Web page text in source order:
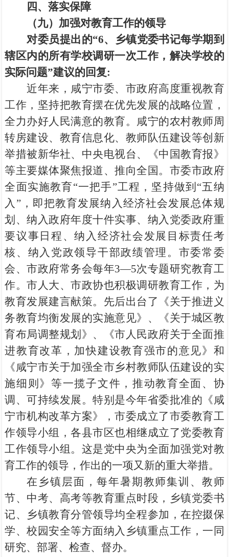
四、落实保障
（九）加强对教育工作的领导
对委员提出的“6、乡镇党委书记每学期到
辖区内的所有学校调研一次工作，解决学校的
实际问题”建议的回复:
近年来，咸宁市委、市政府高度重视教育
工作，坚持把教育摆在优先发展的战略位置，
全力办好人民满意的教育。咸宁的农村教师周
转房建设、教育信息化、教师队伍建设等创新
举措被新华社、中央电视台、《中国教育报》
等主要媒体聚焦报道、推向全国。市委市政府
全面实施教育“一把手”工程，坚持做到“五纳
入”，即把教育发展纳入经济社会发展总体规
划、纳入政府年度十件实事、纳入党委政府重
要议事日程、纳入经济社会发展目标责任考
核、纳入党政领导干部政绩管理。市委常委
会、市政府常务会每年3—5次专题研究教育工
作。市人大、市政协也积极调研教育工作，为
教育发展建言献策。先后出台了《关于推进义
务教育均衡发展的实施意见》、《关于城区教
育布局调整规划》、《市人民政府关于全面推
进教育改革，加快建设教育强市的意见》和
《咸宁市关于加强全市乡村教师队伍建设的实
施细则》等一揽子文件，推动教育全面、协
调、可持续发展。特别是今年省委批准的《咸
宁市机构改革方案》，市委成立了市委教育工
作领导小组，各县市区也相继成立了党委教育
工作领导小组。这是党中央为全面加强党对教
育工作的领导，作出的一项又新的重大举措。
在乡镇层面，每年暑期教师集训、教师
节、中考、高考等教育重点时段，乡镇党委书
记、乡镇教育分管领导均全程参加，在控掇保
学、校园安全等方面纳入乡镇重点工作，一同
研究、部署、检查、督办。